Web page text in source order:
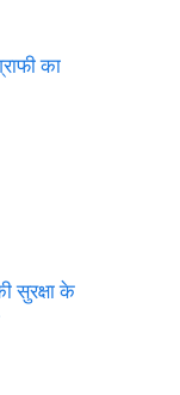
का
सुरक्षा के